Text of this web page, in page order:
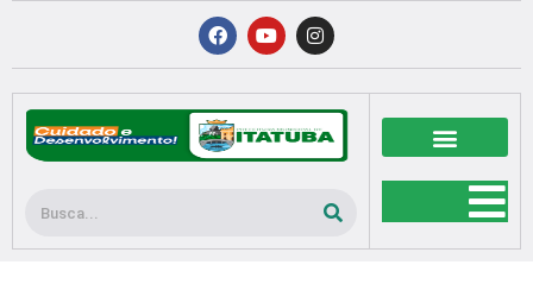
conteúdo
F
a
c
b
o
o
k
Y
o
u
u
b
e
I
n
s
a
g
r
a
Pesquisar